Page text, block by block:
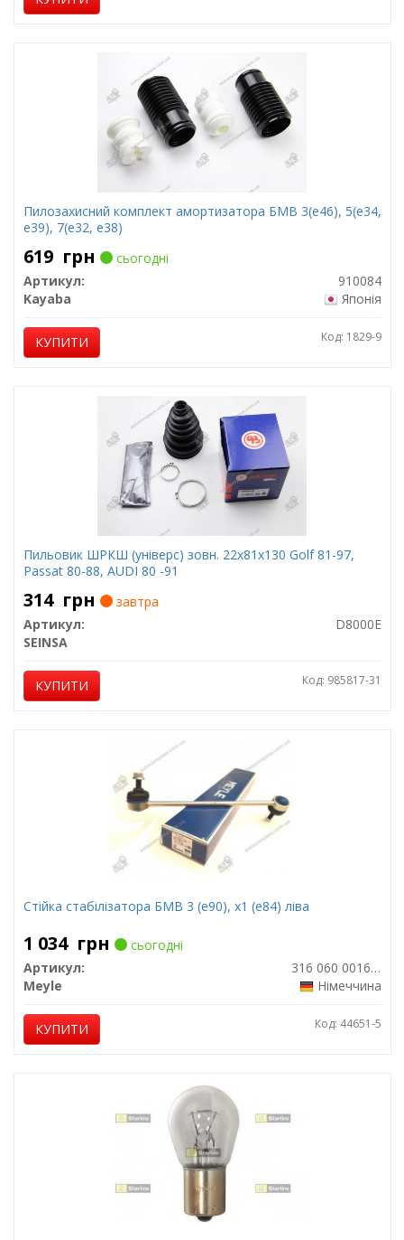
Пилозахисний комплект амортизатора БМВ 3(е46), 5(е34,
е39), 7(е32, е38)
619 грн
сьогодні
Артикул:
910084
Kayaba
Японія
КУПИТИ Код: 1829-9
Пильовик ШРКШ (універс) зовн. 22x81x130 Golf 81-97,
Passat 80-88, AUDI 80 -91
314 грн
завтра
Артикул:
D8000E
SEINSA
КУПИТИ Код: 985817-31
Стійка стабілізатора БМВ 3 (е90), х1 (е84) ліва
1 034 грн
сьогодні
Артикул:
316 060 0016/HD
Meyle
Німеччина
КУПИТИ Код: 44651-5